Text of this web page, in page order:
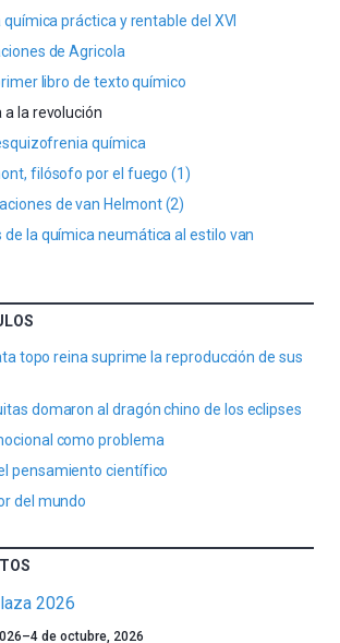
química práctica y rentable del XVI
de Agricola
libro de texto químico
a la revolución
química
filósofo por el fuego (1)
de van Helmont (2)
de la química neumática al estilo van
topo reina suprime la reproducción de sus
domaron al dragón chino de los eclipses
como problema
pensamiento científico
del mundo
2026
–4 de octubre, 2026